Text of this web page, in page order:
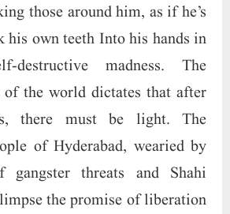
those around him, as if he’s
his own teeth Into his hands in
madness. The
the world dictates that after
there must be light. The
of Hyderabad, wearied by
gangster threats and Shahi
the promise of liberation